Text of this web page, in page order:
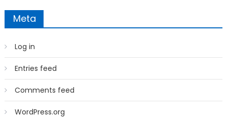
Meta
Log in
Entries feed
Comments feed
WordPress.org